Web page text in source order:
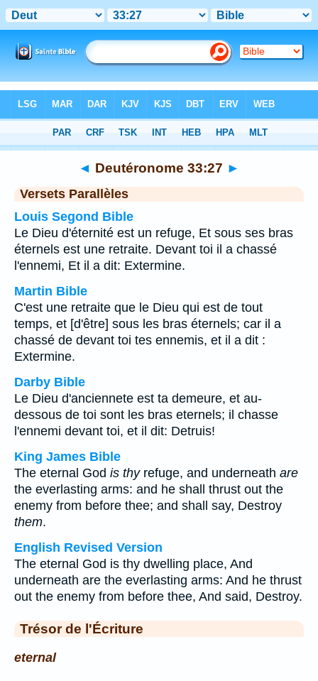
>Chapitre 33 > Verset 27
◄ Deutéronome 33:27 ►
Versets Parallèles
Louis Segond Bible
Le Dieu d'éternité est un refuge, Et sous ses bras
éternels est une retraite. Devant toi il a chassé
l'ennemi, Et il a dit: Extermine.
Martin Bible
C'est une retraite que le Dieu qui est de tout
temps, et [d'être] sous les bras éternels; car il a
chassé de devant toi tes ennemis, et il a dit :
Extermine.
Darby Bible
Le Dieu d'anciennete est ta demeure, et au-
dessous de toi sont les bras eternels; il chasse
l'ennemi devant toi, et il dit: Detruis!
King James Bible
The eternal God is thyrefuge, and underneath are
the everlasting arms: and he shall thrust out the
enemy from before thee; and shall say, Destroy
them.
English Revised Version
The eternal God is thy dwelling place, And
underneath are the everlasting arms: And he thrust
out the enemy from before thee, And said, Destroy.
Trésor de l'Écriture
eternal